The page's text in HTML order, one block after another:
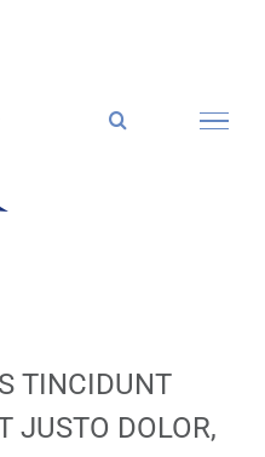
TINCIDUNT
JUSTO DOLOR,